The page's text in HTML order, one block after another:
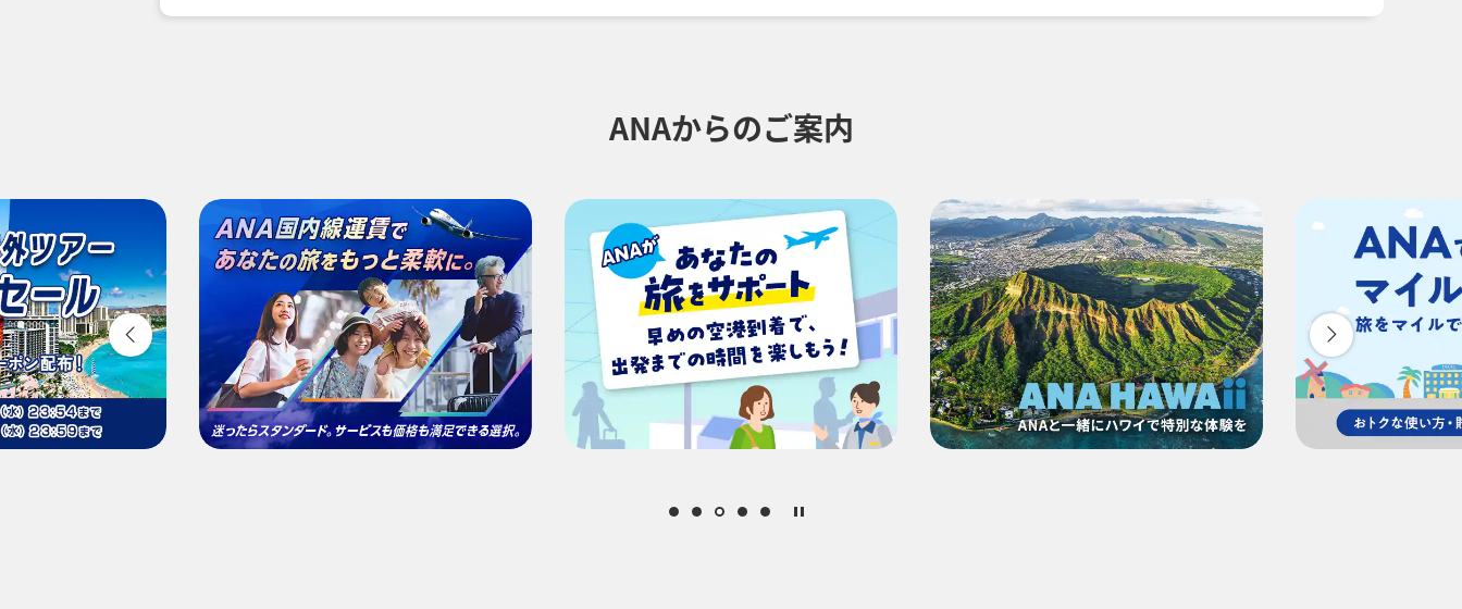
往路出発日および時間帯
経由地および乗り継ぎ所要時間を追加する
復路出発日および時間帯
時間帯指定なし
経由地および乗り継ぎ所要時間を追加する
1人
プロモーションコードについて
・表示金額は選択いただいた条件でのもっともおトクな運賃となります。
・表示金額と空席状況は最新ではない場合があります。[検索する]ボタンより最新の空席照会結果をご確認ください。
・「＊」は現在金額が確認できない都市・日付となります。空席照会結果画面にて最新の情報をご確認ください。
ANAからのご案内